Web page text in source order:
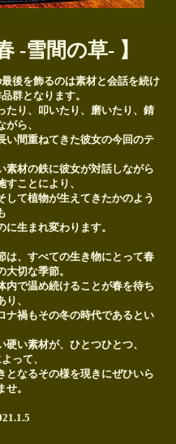
-雪間の草- 】
後を飾るのは素材と会話を続け
群となります。
たり、叩いたり、磨いたり、錆
ら、
い間重ねてきた彼女の今回のテ
素材の鉄に彼女が対話しながら
すことにより、
して植物が生えてきたかのよう
に生まれ変わります。
は、すべての生き物にとって春
大切な季節。
内で温め続けることが春を待ち
、
ナ禍もその冬の時代であるとい
硬い素材が、ひとつひとつ、
って、
となるその様を現きにぜひいら
せ。